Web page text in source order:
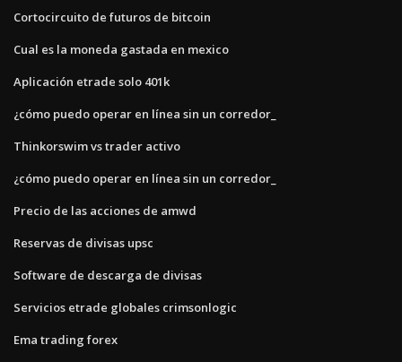
Cortocircuito de futuros de bitcoin
Cual es la moneda gastada en mexico
Aplicación etrade solo 401k
¿cómo puedo operar en línea sin un corredor_
Thinkorswim vs trader activo
¿cómo puedo operar en línea sin un corredor_
Precio de las acciones de amwd
Reservas de divisas upsc
Software de descarga de divisas
Servicios etrade globales crimsonlogic
Ema trading forex